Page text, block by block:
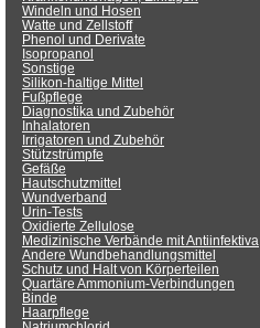
Windeln und Hosen
Watte und Zellstoff
Phenol und Derivate
Isopropanol
Sonstige
Silikon-haltige Mittel
Fußpflege
Diagnostika und Zubehör
Inhalatoren
Irrigatoren und Zubehör
Stützstrümpfe
Gefäße
Hautschutzmittel
Wundverband
Urin-Tests
Oxidierte Zellulose
Medizinische Verbände mit Antiinfektiva
Andere Wundbehandlungsmittel
Schutz und Halt von Körperteilen
Quartäre Ammonium-Verbindungen
Binde
Haarpflege